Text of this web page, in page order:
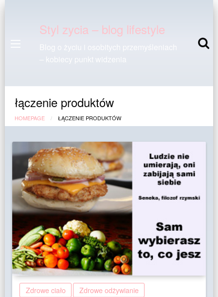
Styl zycia – blog lifestyle
– kobiecy punkt widzenia
łączenie produktów
HOMEPAGE ŁĄCZENIE PRODUKTÓW
Zdrowe ciało Zdrowe odżywianie